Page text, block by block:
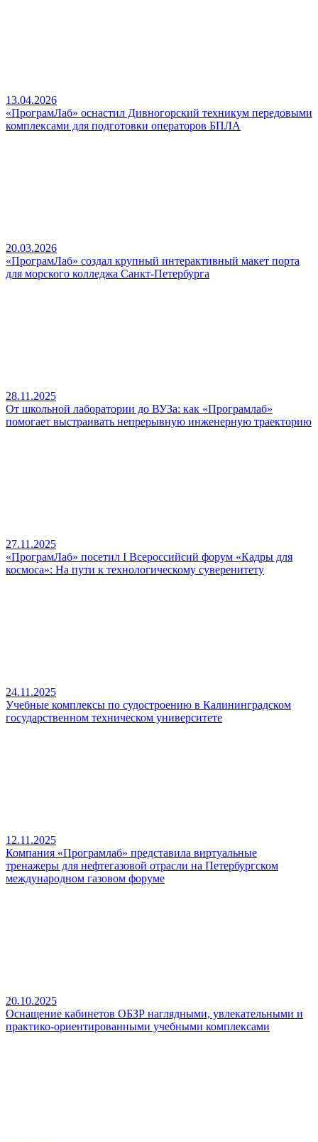
13.04.2026
«ПрограмЛаб» оснастил Дивногорский техникум передовыми
комплексами для подготовки операторов БПЛА
20.03.2026
«ПрограмЛаб» создал крупный интерактивный макет порта
для морского колледжа Санкт-Петербурга
28.11.2025
От школьной лаборатории до ВУЗа: как «Програмлаб»
помогает выстраивать непрерывную инженерную траекторию
27.11.2025
«ПрограмЛаб» посетил I Всероссийсий форум «Кадры для
космоса»: На пути к технологическому суверенитету
24.11.2025
Учебные комплексы по судостроению в Калининградском
государственном техническом университете
12.11.2025
Компания «Програмлаб» представила виртуальные
тренажеры для нефтегазовой отрасли на Петербургском
международном газовом форуме
20.10.2025
Оснащение кабинетов ОБЗР наглядными, увлекательными и
практико‑ориентированными учебными комплексами